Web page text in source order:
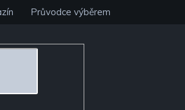
Průvodce výběrem